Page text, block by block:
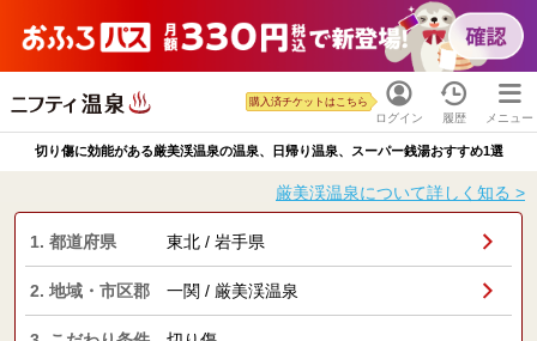
ログイン
購入済チケットはこちら
履歴 メニュー
切り傷に効能がある厳美渓温泉の温泉、日帰り温泉、スーパー銭湯おすすめ1選
厳美渓温泉について詳しく知る >
1. 都道府県 東北 / 岩手県
2. 地域・市区郡 一関 / 厳美渓温泉